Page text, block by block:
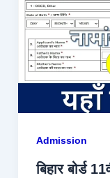
Admission
बिहार बोर्ड